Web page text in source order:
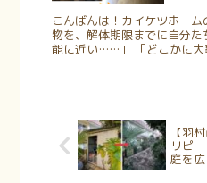
こんばんは！カイケツホー
物を、解体期限までに自分
能に近い……」 「どこかに大
いる気がして、業者に任せ
【羽
リピ
庭を